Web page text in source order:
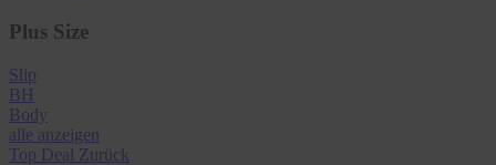
Plus Size
Slip
BH
Body
alle anzeigen
Top Deal Zurück